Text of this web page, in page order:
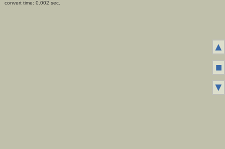
convert time: 0.002 sec.
▲
■
▼